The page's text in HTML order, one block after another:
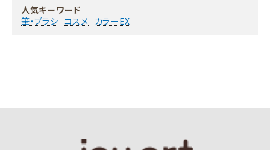
人気キーワード
筆・ブラシ コスメ カラーEX